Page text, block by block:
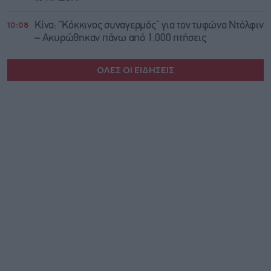
10:08
Κίνα: “Κόκκινος συναγερμός” για τον τυφώνα Ντόλφιν
– Ακυρώθηκαν πάνω από 1.000 πτήσεις
ΟΛΕΣ ΟΙ ΕΙΔΗΣΕΙΣ